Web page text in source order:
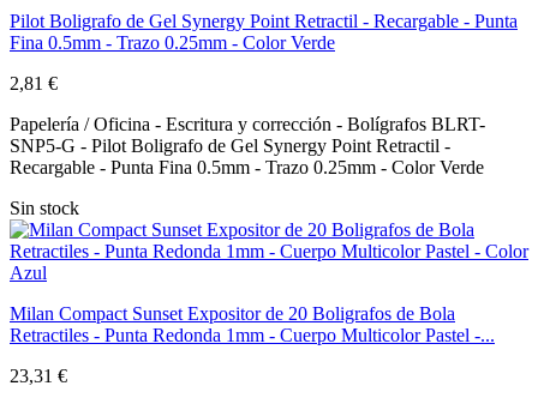
Pilot Boligrafo de Gel Synergy Point Retractil - Recargable - Punta
Fina 0.5mm - Trazo 0.25mm - Color Verde
2,81 €
Papelería / Oficina - Escritura y corrección - Bolígrafos BLRT-
SNP5-G - Pilot Boligrafo de Gel Synergy Point Retractil -
Recargable - Punta Fina 0.5mm - Trazo 0.25mm - Color Verde
Sin stock
Milan Compact Sunset Expositor de 20 Boligrafos de Bola
Retractiles - Punta Redonda 1mm - Cuerpo Multicolor Pastel -...
23,31 €